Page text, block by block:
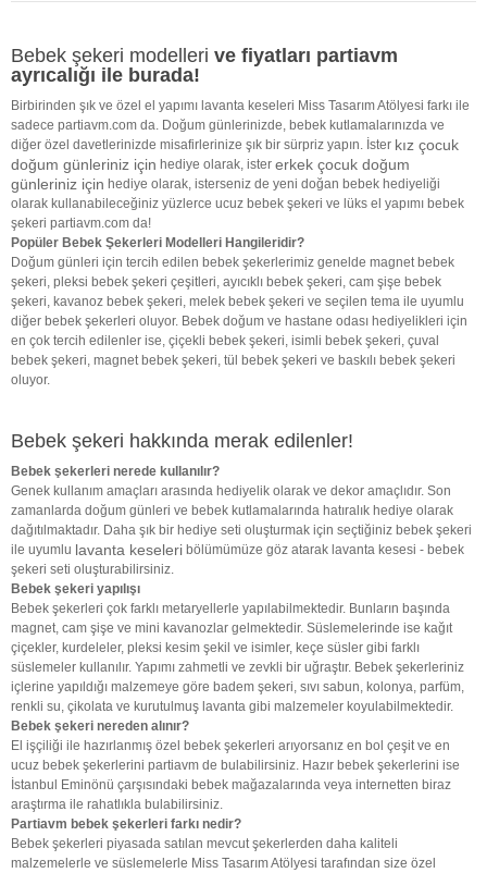
Bebek şekeri modelleri ve fiyatları partiavm
ayrıcalığı ile burada!
Birbirinden şık ve özel el yapımı lavanta keseleri Miss Tasarım Atölyesi farkı ile
sadece partiavm.com da. Doğum günlerinizde, bebek kutlamalarınızda ve
diğer özel davetlerinizde misafirlerinize şık bir sürpriz yapın. İster kız çocuk
doğum günleriniz için hediye olarak, ister erkek çocuk doğum
günleriniz için hediye olarak, isterseniz de yeni doğan bebek hediyeliği
olarak kullanabileceğiniz yüzlerce ucuz bebek şekeri ve lüks el yapımı bebek
şekeri partiavm.com da!
Popüler Bebek Şekerleri Modelleri Hangileridir?
Doğum günleri için tercih edilen bebek şekerlerimiz genelde magnet bebek
şekeri, pleksi bebek şekeri çeşitleri, ayıcıklı bebek şekeri, cam şişe bebek
şekeri, kavanoz bebek şekeri, melek bebek şekeri ve seçilen tema ile uyumlu
diğer bebek şekerleri oluyor. Bebek doğum ve hastane odası hediyelikleri için
en çok tercih edilenler ise, çiçekli bebek şekeri, isimli bebek şekeri, çuval
bebek şekeri, magnet bebek şekeri, tül bebek şekeri ve baskılı bebek şekeri
oluyor.
Bebek şekeri hakkında merak edilenler!
Bebek şekerleri nerede kullanılır?
Genek kullanım amaçları arasında hediyelik olarak ve dekor amaçlıdır. Son
zamanlarda doğum günleri ve bebek kutlamalarında hatıralık hediye olarak
dağıtılmaktadır. Daha şık bir hediye seti oluşturmak için seçtiğiniz bebek şekeri
ile uyumlu lavanta keseleri bölümümüze göz atarak lavanta kesesi - bebek
şekeri seti oluşturabilirsiniz.
Bebek şekeri yapılışı
Bebek şekerleri çok farklı metaryellerle yapılabilmektedir. Bunların başında
magnet, cam şişe ve mini kavanozlar gelmektedir. Süslemelerinde ise kağıt
çiçekler, kurdeleler, pleksi kesim şekil ve isimler, keçe süsler gibi farklı
süslemeler kullanılır. Yapımı zahmetli ve zevkli bir uğraştır. Bebek şekerleriniz
içlerine yapıldığı malzemeye göre badem şekeri, sıvı sabun, kolonya, parfüm,
renkli su, çikolata ve kurutulmuş lavanta gibi malzemeler koyulabilmektedir.
Bebek şekeri nereden alınır?
El işçiliği ile hazırlanmış özel bebek şekerleri arıyorsanız en bol çeşit ve en
ucuz bebek şekerlerini partiavm de bulabilirsiniz. Hazır bebek şekerlerini ise
İstanbul Eminönü çarşısındaki bebek mağazalarında veya internetten biraz
araştırma ile rahatlıkla bulabilirsiniz.
Partiavm bebek şekerleri farkı nedir?
Bebek şekerleri piyasada satılan mevcut şekerlerden daha kaliteli
malzemelerle ve süslemelerle Miss Tasarım Atölyesi tarafından size özel